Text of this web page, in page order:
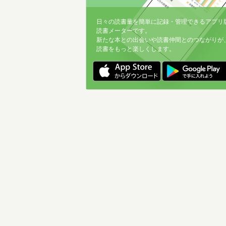
日々の読書量を簡単に記録・管理できるアプリ
読書メーターです。
新たな本との出会いや読書仲間とのつながりが
読書をもっと楽しくします。